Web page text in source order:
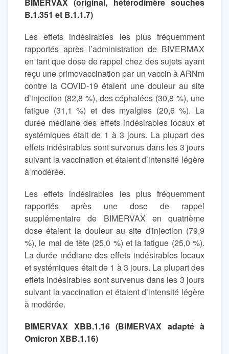
B.1.351 et B.1.1.7)
Les effets indésirables les plus fréquemment
rapportés après l’administration de BIVERMAX
en tant que dose de rappel chez des sujets ayant
reçu une primovaccination par un vaccin à ARNm
contre la COVID-19 étaient une douleur au site
d’injection (82,8 %), des céphalées (30,8 %), une
fatigue (31,1 %) et des myalgies (20,6 %). La
durée médiane des effets indésirables locaux et
systémiques était de 1 à 3 jours. La plupart des
effets indésirables sont survenus dans les 3 jours
suivant la vaccination et étaient d’intensité légère
à modérée.
Les effets indésirables les plus fréquemment
rapportés après une dose de rappel
supplémentaire de BIMERVAX en quatrième
dose étaient la douleur au site d'injection (79,9
%), le mal de tête (25,0 %) et la fatigue (25,0 %).
La durée médiane des effets indésirables locaux
et systémiques était de 1 à 3 jours. La plupart des
effets indésirables sont survenus dans les 3 jours
suivant la vaccination et étaient d’intensité légère
à modérée.
BIMERVAX XBB.1.16 (BIMERVAX adapté à
Omicron XBB.1.16)